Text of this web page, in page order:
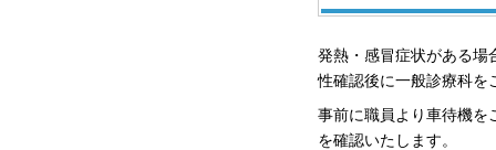
発熱・感冒症状がある場
性確認後に一般診療科を
事前に職員より車待機を
を確認いたします。